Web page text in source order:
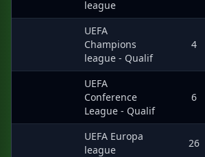
league
UEFA
Champions
league - Qualif
4
UEFA
Conference
League - Qualif
6
UEFA Europa
league
26